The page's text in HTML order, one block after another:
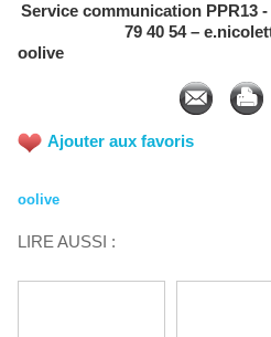
Service communication PPR13
79 40 54 –
oolive
Ajouter aux favoris
oolive
LIRE AUSSI :